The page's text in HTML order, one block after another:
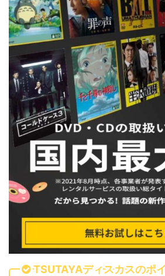
TSUTAYAディスカスのポ